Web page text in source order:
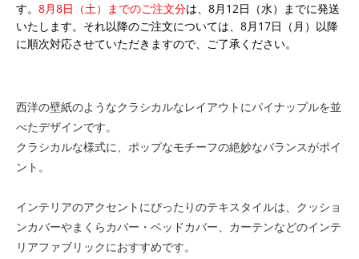
す。 8月8日（土）までのご注文分は、8月12日（水）までに発送
いたします。それ以降のご注文については、8月17日（月）以降
に順次対応させていただきますので、ご了承ください。
西洋の壁紙のようなクラシカルなレイアウトにパイナップルを並
べたデザインです。
クラシカルな様式に、ポップなモチーフの絶妙なバランスがポイ
ント。
インテリアのアクセントにぴったりのテキスタイルは、クッショ
ンカバーやまくらカバー・ベッドカバー、カーテンなどのインテ
リアファブリックにおすすめです。